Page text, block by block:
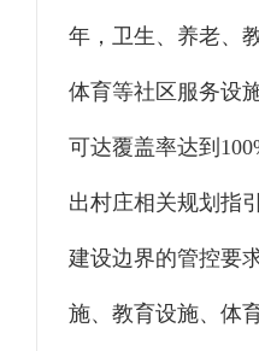
年，卫生、养老、
体育等社区服务设
可达覆盖率达到
出村庄相关规划指
建设边界的管控要
施、教育设施、体